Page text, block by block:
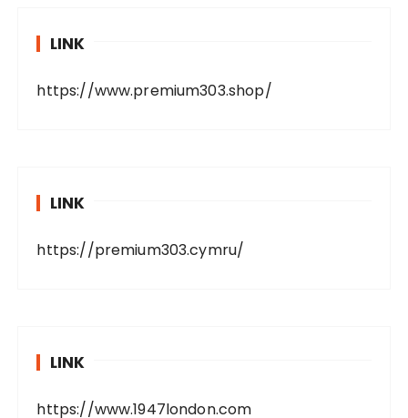
LINK
https://www.premium303.shop/
LINK
https://premium303.cymru/
LINK
https://www.1947london.com